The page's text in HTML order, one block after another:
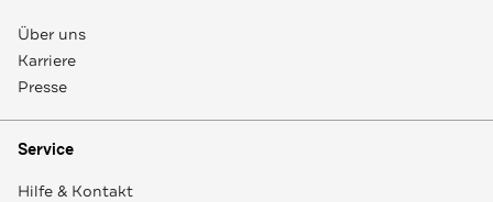
Über uns
Karriere
Presse
Service
Hilfe & Kontakt